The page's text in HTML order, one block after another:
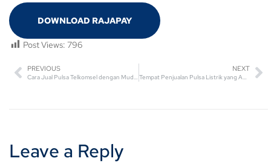
DOWNLOAD RAJAPAY
Post Views: 796
PREVIOUS
Cara Jual Pulsa Telkomsel​ dengan Mudah yang Pasti Cuan!
NEXT
Tempat Penjualan Pulsa Listrik yang Aman dan Terpercaya
Leave a Reply